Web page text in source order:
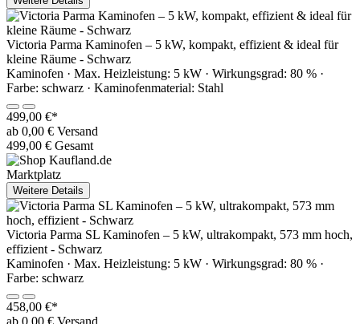
Victoria Parma Kaminofen – 5 kW, kompakt, effizient & ideal für
kleine Räume - Schwarz
Kaminofen · Max. Heizleistung: 5 kW · Wirkungsgrad: 80 % ·
Farbe: schwarz · Kaminofenmaterial: Stahl
499,00 €*
ab 0,00 € Versand
499,00 € Gesamt
Marktplatz
Weitere Details
Victoria Parma SL Kaminofen – 5 kW, ultrakompakt, 573 mm hoch,
effizient - Schwarz
Kaminofen · Max. Heizleistung: 5 kW · Wirkungsgrad: 80 % ·
Farbe: schwarz
458,00 €*